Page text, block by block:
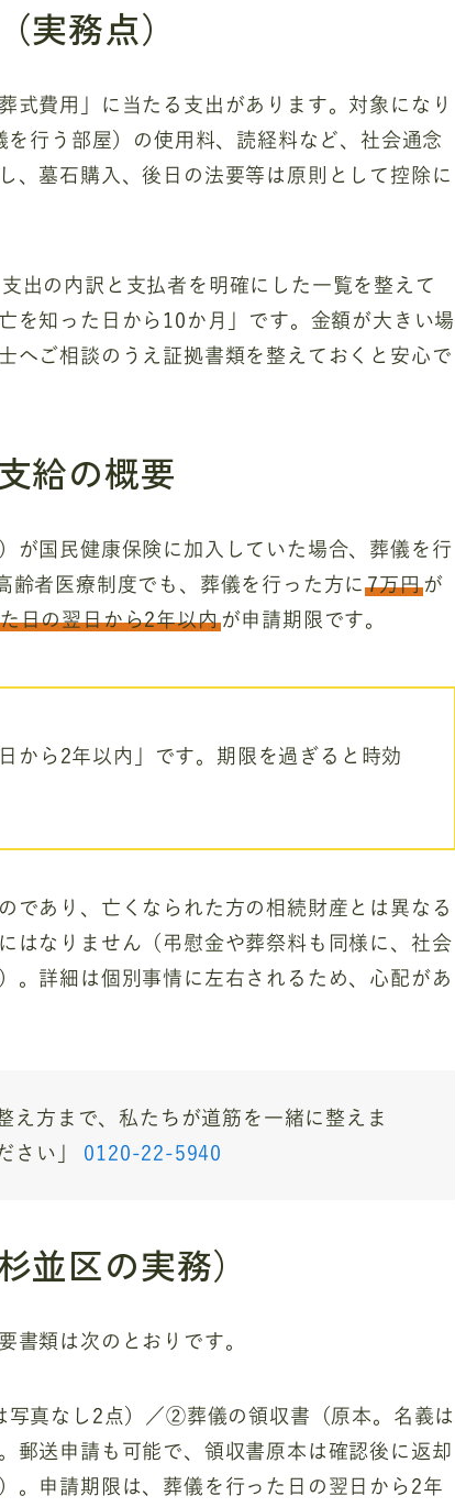
実務点）
式費用」に当たる支出があります。対象になり
行う部屋）の使用料、読経料など、社会通念
、墓石購入、後日の法要等は原則として控除に
出の内訳と支払者を明確にした一覧を整えて
を知った日から10か月」です。金額が大きい場
へご相談のうえ証拠書類を整えておくと安心で
給の概要
が国民健康保険に加入していた場合、葬儀を行
齢者医療制度でも、葬儀を行った方に7万円が
日の翌日から2年以内が申請期限です。
から2年以内」です。期限を過ぎると時効
であり、亡くなられた方の相続財産とは異なる
はなりません（弔慰金や葬祭料も同様に、社会
。詳細は個別事情に左右されるため、心配があ
え方まで、私たちが道筋を一緒に整えま
さい」 0120-22-5940
並区の実務）
書類は次のとおりです。
真なし2点）／②葬儀の領収書（原本。名義は
送申請も可能で、領収書原本は確認後に返却
。申請期限は、葬儀を行った日の翌日から2年